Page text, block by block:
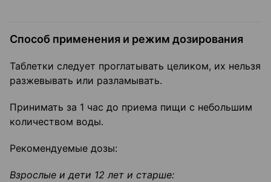
Способ применения и режим дозирования
Таблетки следует проглатывать целиком, их нельзя
разжевывать или разламывать.
Принимать за 1 час до приема пищи с небольшим
количеством воды.
Рекомендуемые дозы:
Взрослые и дети 12 лет и старше: